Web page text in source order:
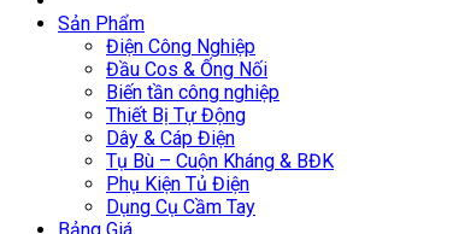
Sản Phẩm
Điện Công Nghiệp
Đầu Cos & Ống Nối
Biến tần công nghiệp
Thiết Bị Tự Động
Dây & Cáp Điện
Tụ Bù – Cuộn Kháng & BĐK
Phụ Kiện Tủ Điện
Dụng Cụ Cầm Tay
Bảng Giá